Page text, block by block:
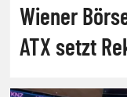
Wiener
ATX setzt